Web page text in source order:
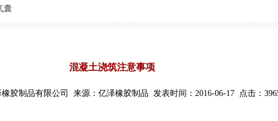
囊
混凝土浇筑注意事项
胶制品有限公司 来源：亿泽橡胶制品 发表时间：2016-06-17 点击：